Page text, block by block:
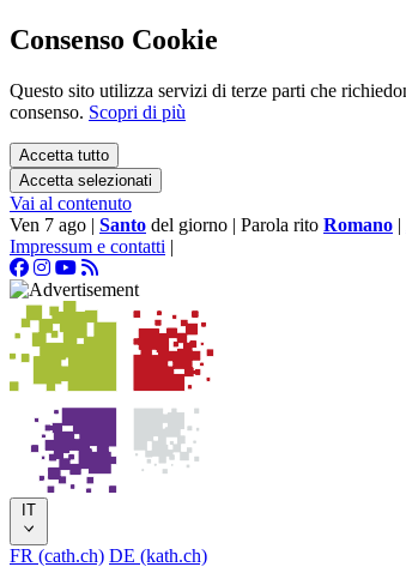
Consenso Cookie
Questo sito utilizza servizi di terze parti che
consenso. Scopri di più
Accetta tutto
Accetta selezionati
Vai al contenuto
Ven 7 ago | Santo del giorno | Parola rito Romano |
Impressum e contatti |
IT
FR (cath.ch) DE (kath.ch)